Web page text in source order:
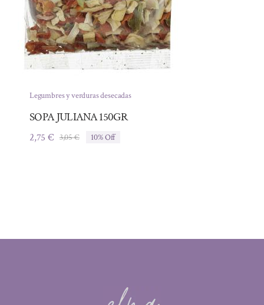
Legumbres y verduras desecadas
SOPA JULIANA 150GR
3,05€El
2,75€
El
10% Off